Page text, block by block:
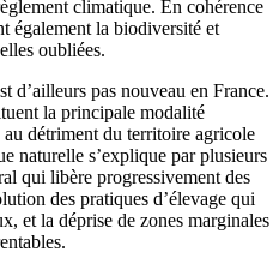
climatique. En cohérence
également la biodiversité et
oubliées.
d’ailleurs pas nouveau en France.
la principale modalité
au détriment du territoire agricole
naturelle s’explique par plusieurs
qui libère progressivement des
des pratiques d’élevage qui
et la déprise de zones marginales